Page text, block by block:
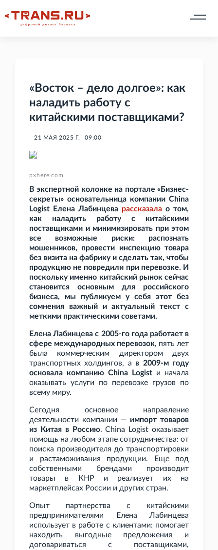
«Восток – дело долгое»: как
наладить работу с
китайскими поставщиками?
21 МАЯ 2025 Г. 09:00
pxhere.com
В экспертной колонке на портале «Бизнес-
секреты» основательница компании China
Logist Елена Лабинцева рассказала о том,
как наладить работу с китайскими
поставщиками и минимизировать при этом
все возможные риски: распознать
мошенников, провести инспекцию товара
без визита на фабрику и сделать так, чтобы
продукцию не повредили при перевозке. И
поскольку именно китайский рынок сейчас
становится основным для российского
бизнеса, мы публикуем у себя этот без
сомнения важный и актуальный текст с
меткими практическими советами.
Елена Лабинцева с 2005-го года работает в
сфере международных перевозок, пять лет
была коммерческим директором двух
транспортных холдингов, а в 2009-м году
основала компанию China Logist и начала
оказывать услуги по перевозке грузов по
всему миру.
Сегодня основное направление
деятельности компании — импорт товаров
из Китая в Россию. China Logist оказывает
помощь на любом этапе сотрудничества: от
поиска производителя до транспортировки
и растаможивания продукции. Еще под
собственными брендами производит
товары в КНР и реализует их на
маркетплейсах России и других стран.
Опыт партнерства с китайскими
предпринимателями Елена Лабинцева
использует в работе с клиентами: помогает
находить выгодные предложения и
договариваться с поставщиками,